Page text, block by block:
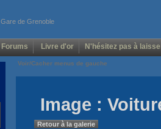
Gare de Grenoble
Forums Livre d'or N'hésitez pas à
Voir/Cacher menus de gauche
Image :
Retour à la galerie